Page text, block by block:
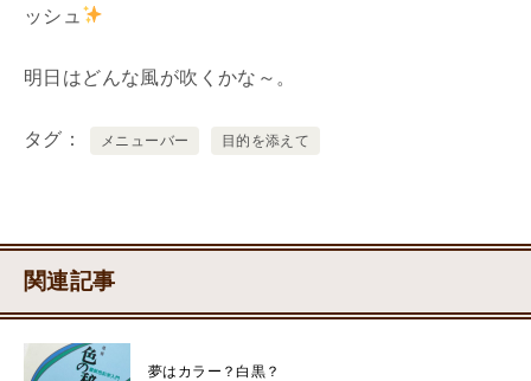
ッシュ
明日はどんな風が吹くかな～。
タグ メニューバー 目的を添えて
関連記事
夢はカラー？白黒？